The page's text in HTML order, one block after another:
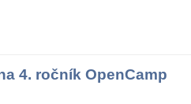
4. ročník OpenCamp